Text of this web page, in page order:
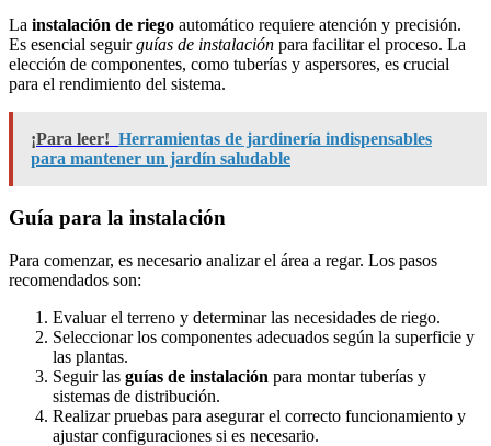
La instalación de riego automático requiere atención y precisión.
Es esencial seguirguías de instalación para facilitar el proceso. La
elección de componentes, como tuberías y aspersores, es crucial
para el rendimiento del sistema.
¡Para leer! Herramientas de jardinería indispensables
para mantener un jardín saludable
Guía para la instalación
Para comenzar, es necesario analizar el área a regar. Los pasos
recomendados son:
Evaluar el terreno y determinar las necesidades de riego.
Seleccionar los componentes adecuados según la superficie y
las plantas.
Seguir las guías de instalación para montar tuberías y
sistemas de distribución.
Realizar pruebas para asegurar el correcto funcionamiento y
ajustar configuraciones si es necesario.